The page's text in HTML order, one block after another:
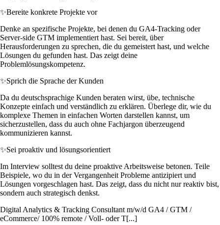
✨Bereite konkrete Projekte vor
Denke an spezifische Projekte, bei denen du GA4-Tracking oder
Server-side GTM implementiert hast. Sei bereit, über
Herausforderungen zu sprechen, die du gemeistert hast, und welche
Lösungen du gefunden hast. Das zeigt deine
Problemlösungskompetenz.
✨Sprich die Sprache der Kunden
Da du deutschsprachige Kunden beraten wirst, übe, technische
Konzepte einfach und verständlich zu erklären. Überlege dir, wie du
komplexe Themen in einfachen Worten darstellen kannst, um
sicherzustellen, dass du auch ohne Fachjargon überzeugend
kommunizieren kannst.
✨Sei proaktiv und lösungsorientiert
Im Interview solltest du deine proaktive Arbeitsweise betonen. Teile
Beispiele, wo du in der Vergangenheit Probleme antizipiert und
Lösungen vorgeschlagen hast. Das zeigt, dass du nicht nur reaktiv bist,
sondern auch strategisch denkst.
Digital Analytics & Tracking Consultant m/w/d GA4 / GTM /
eCommerce/ 100% remote / Voll- oder T[...]